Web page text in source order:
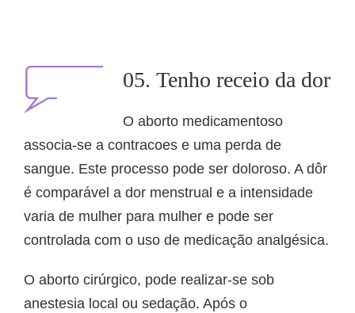
05. Tenho receio da dor
O aborto medicamentoso
associa-se a contracoes e uma perda de
sangue. Este processo pode ser doloroso. A dôr
é comparável a dor menstrual e a intensidade
varia de mulher para mulher e pode ser
controlada com o uso de medicação analgésica.
O aborto cirúrgico, pode realizar-se sob
anestesia local ou sedação. Após o